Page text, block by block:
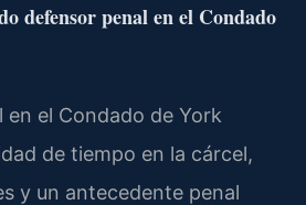
defensor penal en el Condado
en el Condado de York
de tiempo en la cárcel,
y un antecedente penal